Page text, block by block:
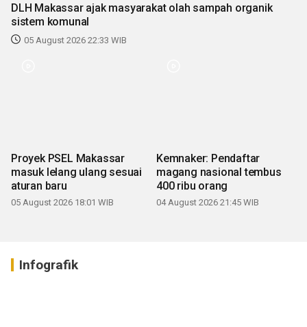
DLH Makassar ajak masyarakat olah sampah organik
sistem komunal
05 August 2026 22:33 WIB
Proyek PSEL Makassar
masuk lelang ulang sesuai
aturan baru
05 August 2026 18:01 WIB
Kemnaker: Pendaftar
magang nasional tembus
400 ribu orang
04 August 2026 21:45 WIB
Infografik